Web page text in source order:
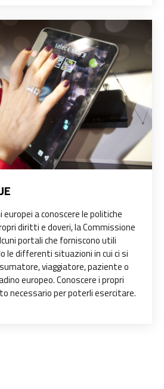
a conoscere le politiche
diritti e doveri, la Commissione
portali che forniscono utili
le differenti situazioni in cui ci si
viaggiatore, paziente o
europeo. Conoscere i propri
necessario per poterli esercitare.